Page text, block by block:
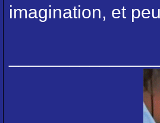
imagination, et